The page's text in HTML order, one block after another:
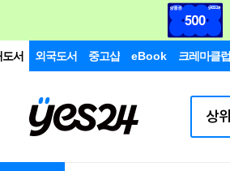
서 외국도서 중고샵 eBook 크레마클럽